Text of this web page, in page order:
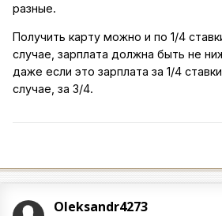
разные.
Получить карту можно и по 1/4
случае, зарплата должна быть не
даже если это зарплата за 1/4
случае, за 3/4.
Oleksandr4273